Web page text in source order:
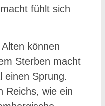
fühlt sich
können
Sterben macht
einen Sprung.
Reichs, wie ein